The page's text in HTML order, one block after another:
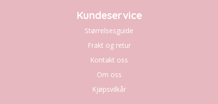
Kundeservice
Størrelsesguide
Frakt og retur
Kontakt oss
Om oss
Kjøpsvilkår